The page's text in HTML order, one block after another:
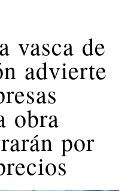
vasca de
advierte
obra
por